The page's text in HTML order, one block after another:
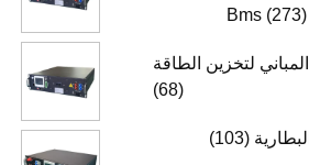
(273)
لتخزين الطاقة
(68)
(103)